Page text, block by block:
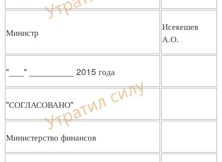
Министр
Исекешев
А.О.
"___" _________ 2015 года
"СОГЛАСОВАНО"
Министерство финансов